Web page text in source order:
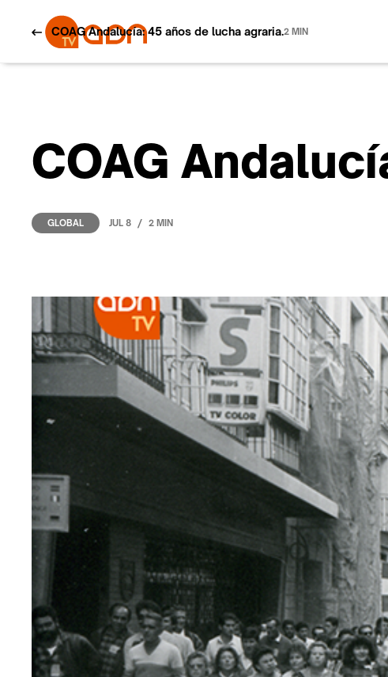
COAG Andalucía: 45 años de lucha agraria.2 MIN
COAG
GLOBAL JUL 8 / 2 MIN